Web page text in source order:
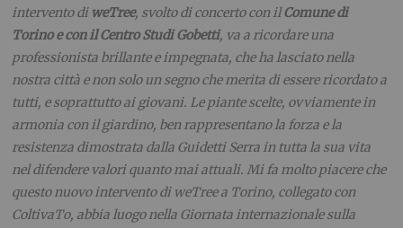
intervento di weTree, svolto di concerto con ilComune di
Torino e con il Centro Studi Gobetti, va a ricordare una
professionista brillante e impegnata, che ha lasciato nella
nostra città e non solo un segno che merita di essere ricordato a
tutti, e soprattutto ai giovani. Le piante scelte, ovviamente in
armonia con il giardino, ben rappresentano la forza e la
resistenza dimostrata dalla Guidetti Serra in tutta la sua vita
nel difendere valori quanto mai attuali. Mi fa molto piacere che
questo nuovo intervento di weTree a Torino, collegato con
ColtivaTo, abbia luogo nella Giornata internazionale sulla